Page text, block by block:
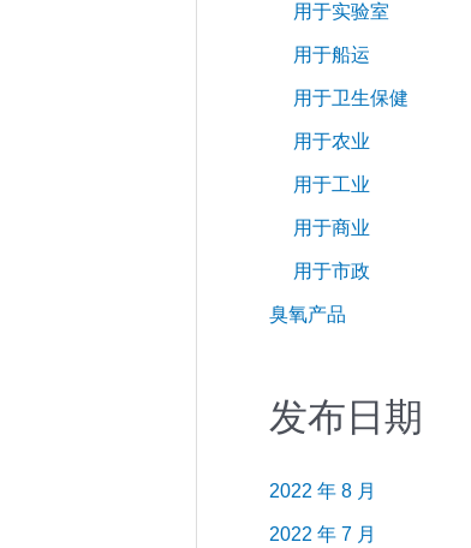
用于实验室
用于船运
用于卫生保健
用于农业
用于工业
用于商业
用于市政
臭氧产品
发布日期
2022 年 8 月
2022 年 7 月